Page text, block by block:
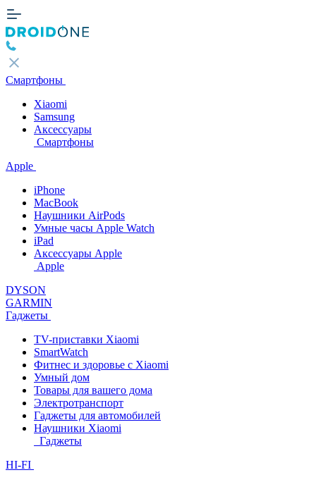
Смартфоны
Xiaomi
Samsung
Аксессуары
Смартфоны
Apple
iPhone
MacBook
Наушники AirPods
Умные часы Apple Watch
iPad
Аксессуары Apple
Apple
DYSON
GARMIN
Гаджеты
TV-приставки Xiaomi
SmartWatch
Фитнес и здоровье с Xiaomi
Умный дом
Товары для вашего дома
Электротранспорт
Гаджеты для автомобилей
Наушники Xiaomi
Гаджеты
HI-FI